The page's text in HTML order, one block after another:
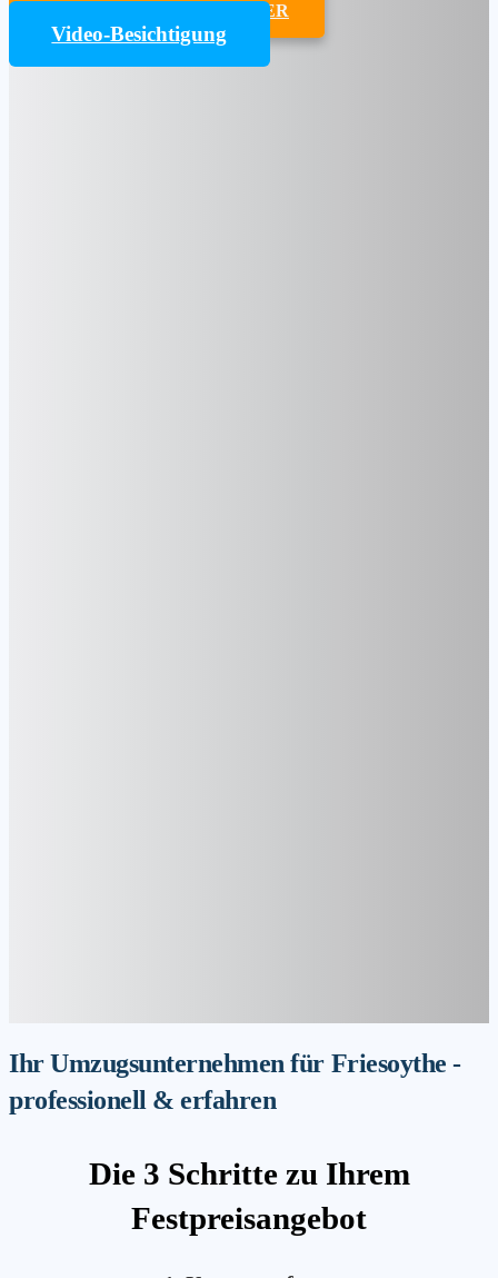
UMZUGSKOSTENRECHNER
Video-Besichtigung
Ihr Umzugsunternehmen für Friesoythe -
professionell & erfahren
Die 3 Schritte zu Ihrem
Festpreisangebot